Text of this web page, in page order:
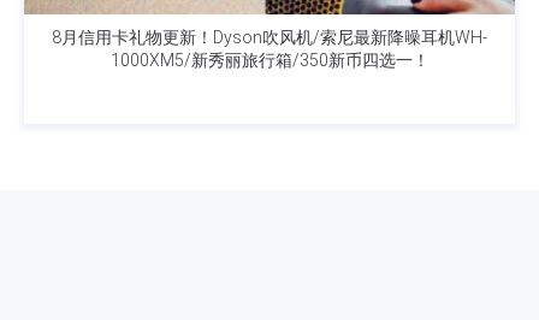
8月信用卡礼物更新！Dyson吹风机/索尼最新降噪耳机WH-
1000XM5/新秀丽旅行箱/350新币四选一！